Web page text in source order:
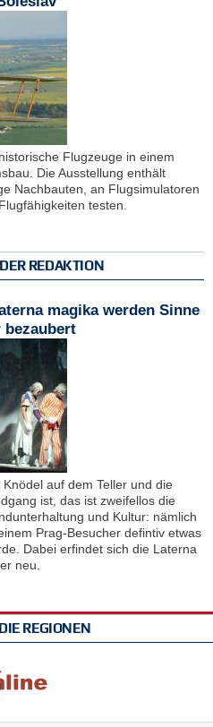
Flugzeuge in einem
Die Ausstellung enthält
Nachbauten, an Flugsimulatoren
testen.
REDAKTION
magika werden Sinne
bezaubert
auf dem Teller und die
ist, das ist zweifellos die
und Kultur: nämlich
Prag-Besucher defintiv etwas
Dabei erfindet sich die Laterna
neu.
REGIONEN